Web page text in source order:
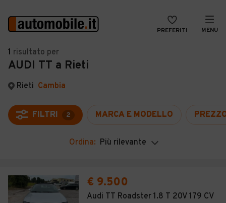
PREFERITI MENU
Auto
Auto usate
Auto Km 0
Auto Nuove
Noleggio a lungo termine
Moto
VENDI
MAGAZINE
ACCEDI
1 risultato per
AUDI TT a Rieti
Rieti Cambia
FILTRI 2 MARCA E MODELLO
Ordina: Più rilevante
€ 9.500
Audi TT Roadster 1.8 T 20V 179 CV